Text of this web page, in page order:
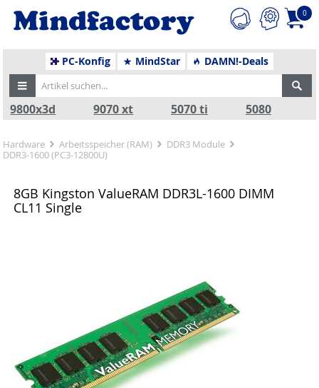
0
PC-Konfig MindStar DAMN!-Deals
9800x3d 9070 xt 5070 ti 5080
Hardware Arbeitsspeicher (RAM)
DDR3 Module
DDR3-1600 (PC3-12800U)
8GB Kingston ValueRAM DDR3L-1600 DIMM
CL11 Single